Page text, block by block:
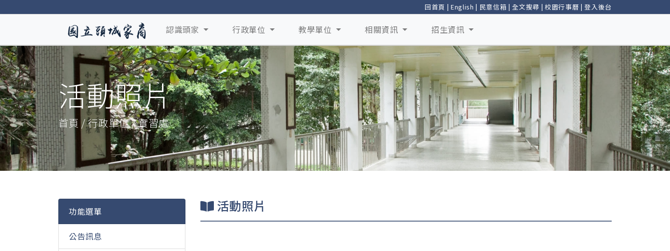
回首頁 | English | 民意信箱 |全文搜尋 | 校園行事曆 |登入後台
認識頭家 行政單位 教學單位 相關資訊 招生資訊
活動照片
首頁 / 行政單位 / 實習處
功能選單
公告訊息
活動照片